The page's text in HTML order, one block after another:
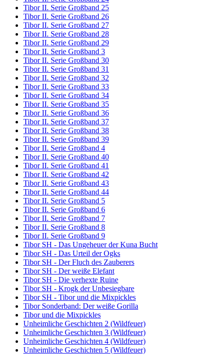
Tibor II. Serie Großband 25
Tibor II. Serie Großband 26
Tibor II. Serie Großband 27
Tibor II. Serie Großband 28
Tibor II. Serie Großband 29
Tibor II. Serie Großband 3
Tibor II. Serie Großband 30
Tibor II. Serie Großband 31
Tibor II. Serie Großband 32
Tibor II. Serie Großband 33
Tibor II. Serie Großband 34
Tibor II. Serie Großband 35
Tibor II. Serie Großband 36
Tibor II. Serie Großband 37
Tibor II. Serie Großband 38
Tibor II. Serie Großband 39
Tibor II. Serie Großband 4
Tibor II. Serie Großband 40
Tibor II. Serie Großband 41
Tibor II. Serie Großband 42
Tibor II. Serie Großband 43
Tibor II. Serie Großband 44
Tibor II. Serie Großband 5
Tibor II. Serie Großband 6
Tibor II. Serie Großband 7
Tibor II. Serie Großband 8
Tibor II. Serie Großband 9
Tibor SH - Das Ungeheuer der Kuna Bucht
Tibor SH - Das Urteil der Ogks
Tibor SH - Der Fluch des Zauberers
Tibor SH - Der weiße Elefant
Tibor SH - Die verhexte Ruine
Tibor SH - Krogk der Unbesiegbare
Tibor SH - Tibor und die Mixpickles
Tibor Sonderband: Der weiße Gorilla
Tibor und die Mixpickles
Unheimliche Geschichten 2 (Wildfeuer)
Unheimliche Geschichten 3 (Wildfeuer)
Unheimliche Geschichten 4 (Wildfeuer)
Unheimliche Geschichten 5 (Wildfeuer)